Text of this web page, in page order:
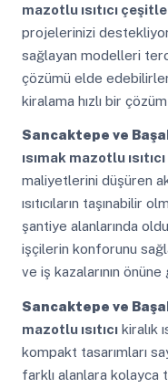
mazotlu ısıtıcı
projelerinizi
sağlayan modelleri
çözümü elde
kiralama hızlı bir
Sancaktepe ve
ısımak mazotlu ısıtıcı
maliyetlerini düşüren
ısıtıcıların taşınabilir
şantiye alanlarında
işçilerin konforunu
ve iş kazalarının
Sancaktepe ve
mazotlu ısıtıcıkiralık
kompakt tasarımları
farklı alanlara kolayca